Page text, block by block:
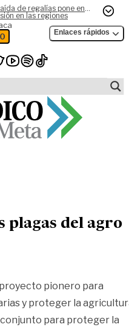
de regalías pone en
en las regiones
0 Enlaces rápidos
plagas del agro
pionero para
y proteger la
para proteger la